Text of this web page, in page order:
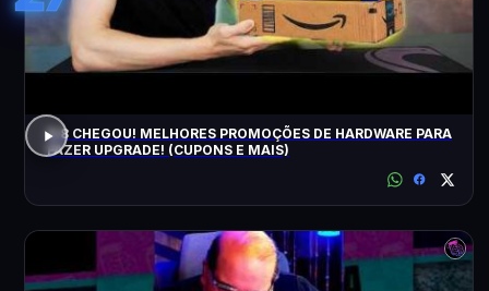
8.8 CHEGOU! MELHORES PROMOÇÕES DE HARDWARE PARA
FAZER UPGRADE! (CUPONS E MAIS)